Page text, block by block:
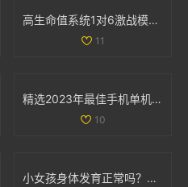
高生命值系统1对6激战模式全解析与玩法攻略
11
精选2023年最佳手机单机游戏APP推荐与排行榜分享
10
小女孩身体发育正常吗？肛门微开现象解析